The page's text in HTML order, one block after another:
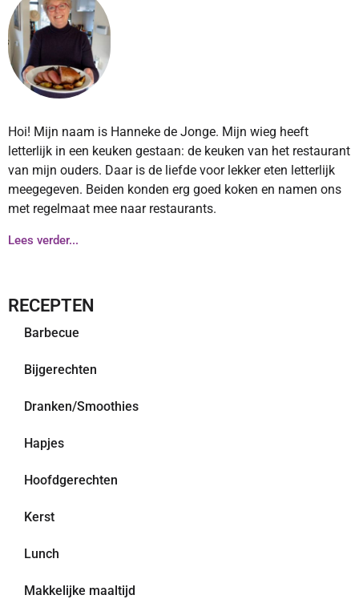
Hoi! Mijn naam is Hanneke de Jonge. Mijn wieg heeft
letterlijk in een keuken gestaan: de keuken van het restaurant
van mijn ouders. Daar is de liefde voor lekker eten letterlijk
meegegeven. Beiden konden erg goed koken en namen ons
met regelmaat mee naar restaurants.
Lees verder...
RECEPTEN
Barbecue
Bijgerechten
Dranken/Smoothies
Hapjes
Hoofdgerechten
Kerst
Lunch
Makkelijke maaltijd